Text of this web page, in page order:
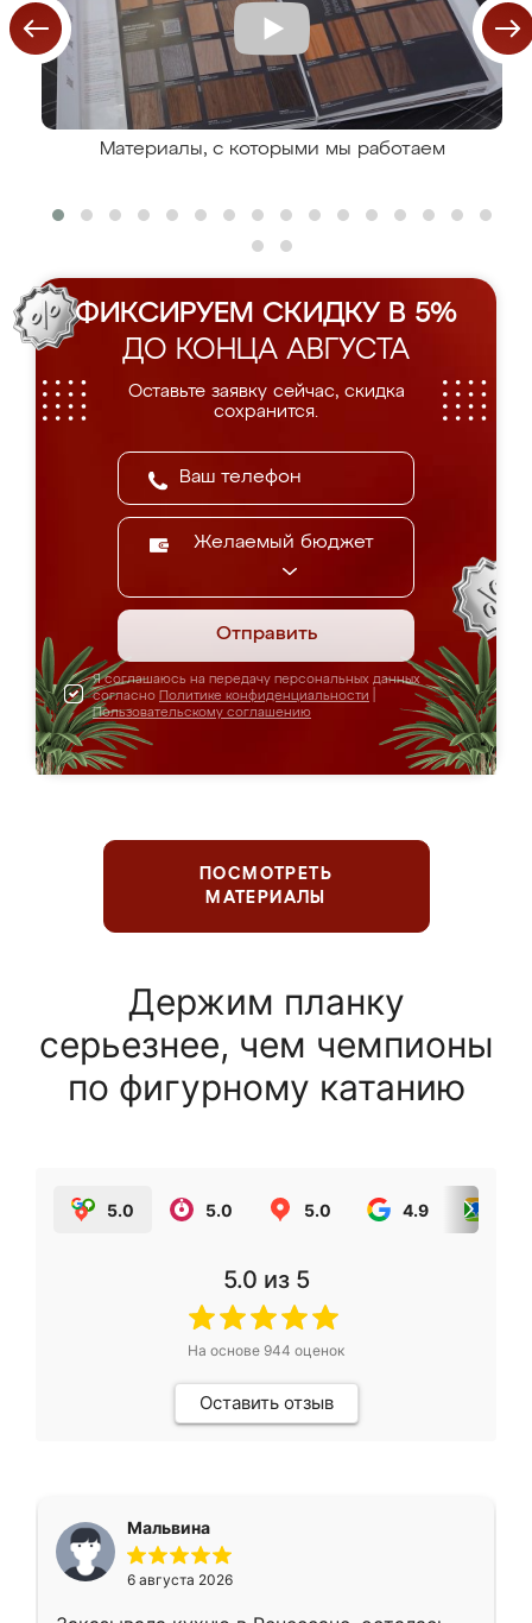
Материалы, с которыми мы работаем
ФИКСИРУЕМ СКИДКУ В 5%
ДО КОНЦА АВГУСТА
Оставьте заявку сейчас, скидка
сохранится.
Желаемый бюджет
Отправить
Я соглашаюсь на передачу персональных данных
согласно Политике конфиденциальности
Пользовательскому соглашению
ПОСМОТРЕТЬ
МАТЕРИАЛЫ
Держим планку
серьезнее, чем чемпионы
по фигурному катанию
5.0 5.0 5.0 4.9
5.0 из 5
На основе 944 оценок
Оставить отзыв
Мальвина
6 августа 2026